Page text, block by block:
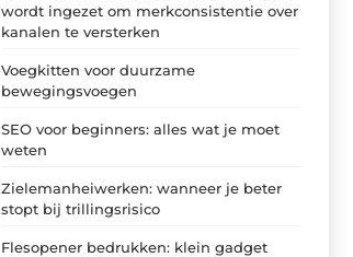
wordt ingezet om merkconsistentie over
kanalen te versterken
Voegkitten voor duurzame
bewegingsvoegen
SEO voor beginners: alles wat je moet
weten
Zielemanheiwerken: wanneer je beter
stopt bij trillingsrisico
Flesopener bedrukken: klein gadget